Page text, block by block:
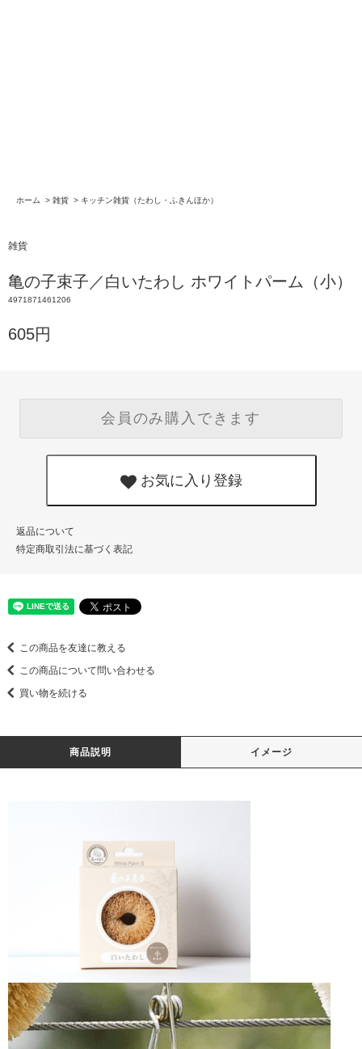
ホーム > 雑貨 > キッチン雑貨（たわし・ふきんほか）
雑貨
亀の子束子／白いたわし ホワイトパーム（小）
4971871461206
605円
会員のみ購入できます
お気に入り登録
返品について
特定商取引法に基づく表記
この商品を友達に教える
この商品について問い合わせる
買い物を続ける
商品説明 イメージ